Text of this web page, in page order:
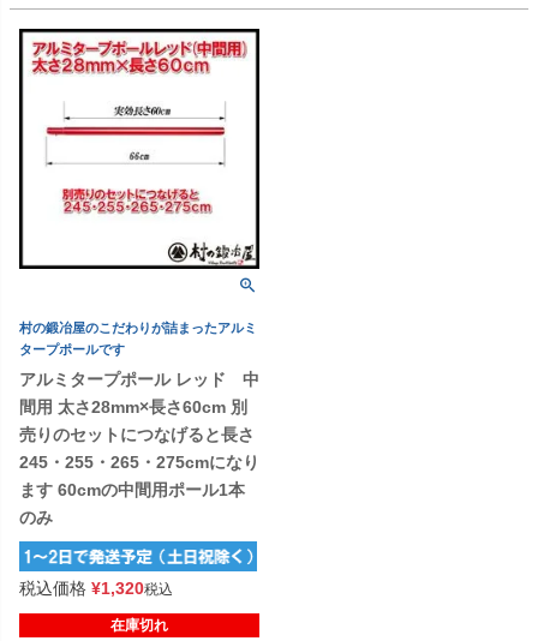
村の鍛冶屋のこだわりが詰まったアルミ
タープポールです
アルミタープポール レッド 中
間用 太さ28mm×長さ60cm 別
売りのセットにつなげると長さ
245・255・265・275cmになり
ます 60cmの中間用ポール1本
のみ
税込価格 ¥1,320税込
在庫切れ